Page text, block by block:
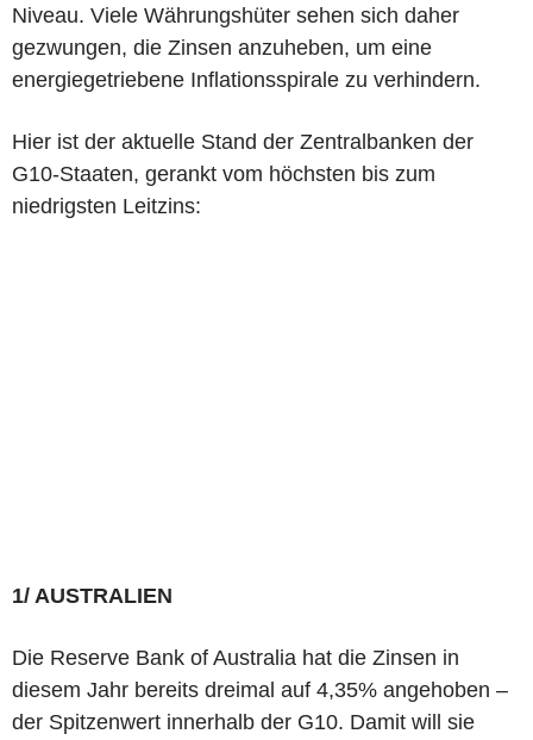
Niveau. Viele Währungshüter sehen sich daher
gezwungen, die Zinsen anzuheben, um eine
energiegetriebene Inflationsspirale zu verhindern.
Hier ist der aktuelle Stand der Zentralbanken der
G10-Staaten, gerankt vom höchsten bis zum
niedrigsten Leitzins:
1/ AUSTRALIEN
Die Reserve Bank of Australia hat die Zinsen in
diesem Jahr bereits dreimal auf 4,35% angehoben –
der Spitzenwert innerhalb der G10. Damit will sie